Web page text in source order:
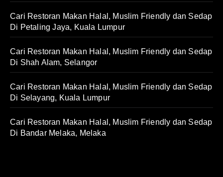
Cari Restoran Makan Halal, Muslim Friendly dan Sedap
Di Petaling Jaya, Kuala Lumpur
Cari Restoran Makan Halal, Muslim Friendly dan Sedap
Di Shah Alam, Selangor
Cari Restoran Makan Halal, Muslim Friendly dan Sedap
Di Selayang, Kuala Lumpur
Cari Restoran Makan Halal, Muslim Friendly dan Sedap
Di Bandar Melaka, Melaka